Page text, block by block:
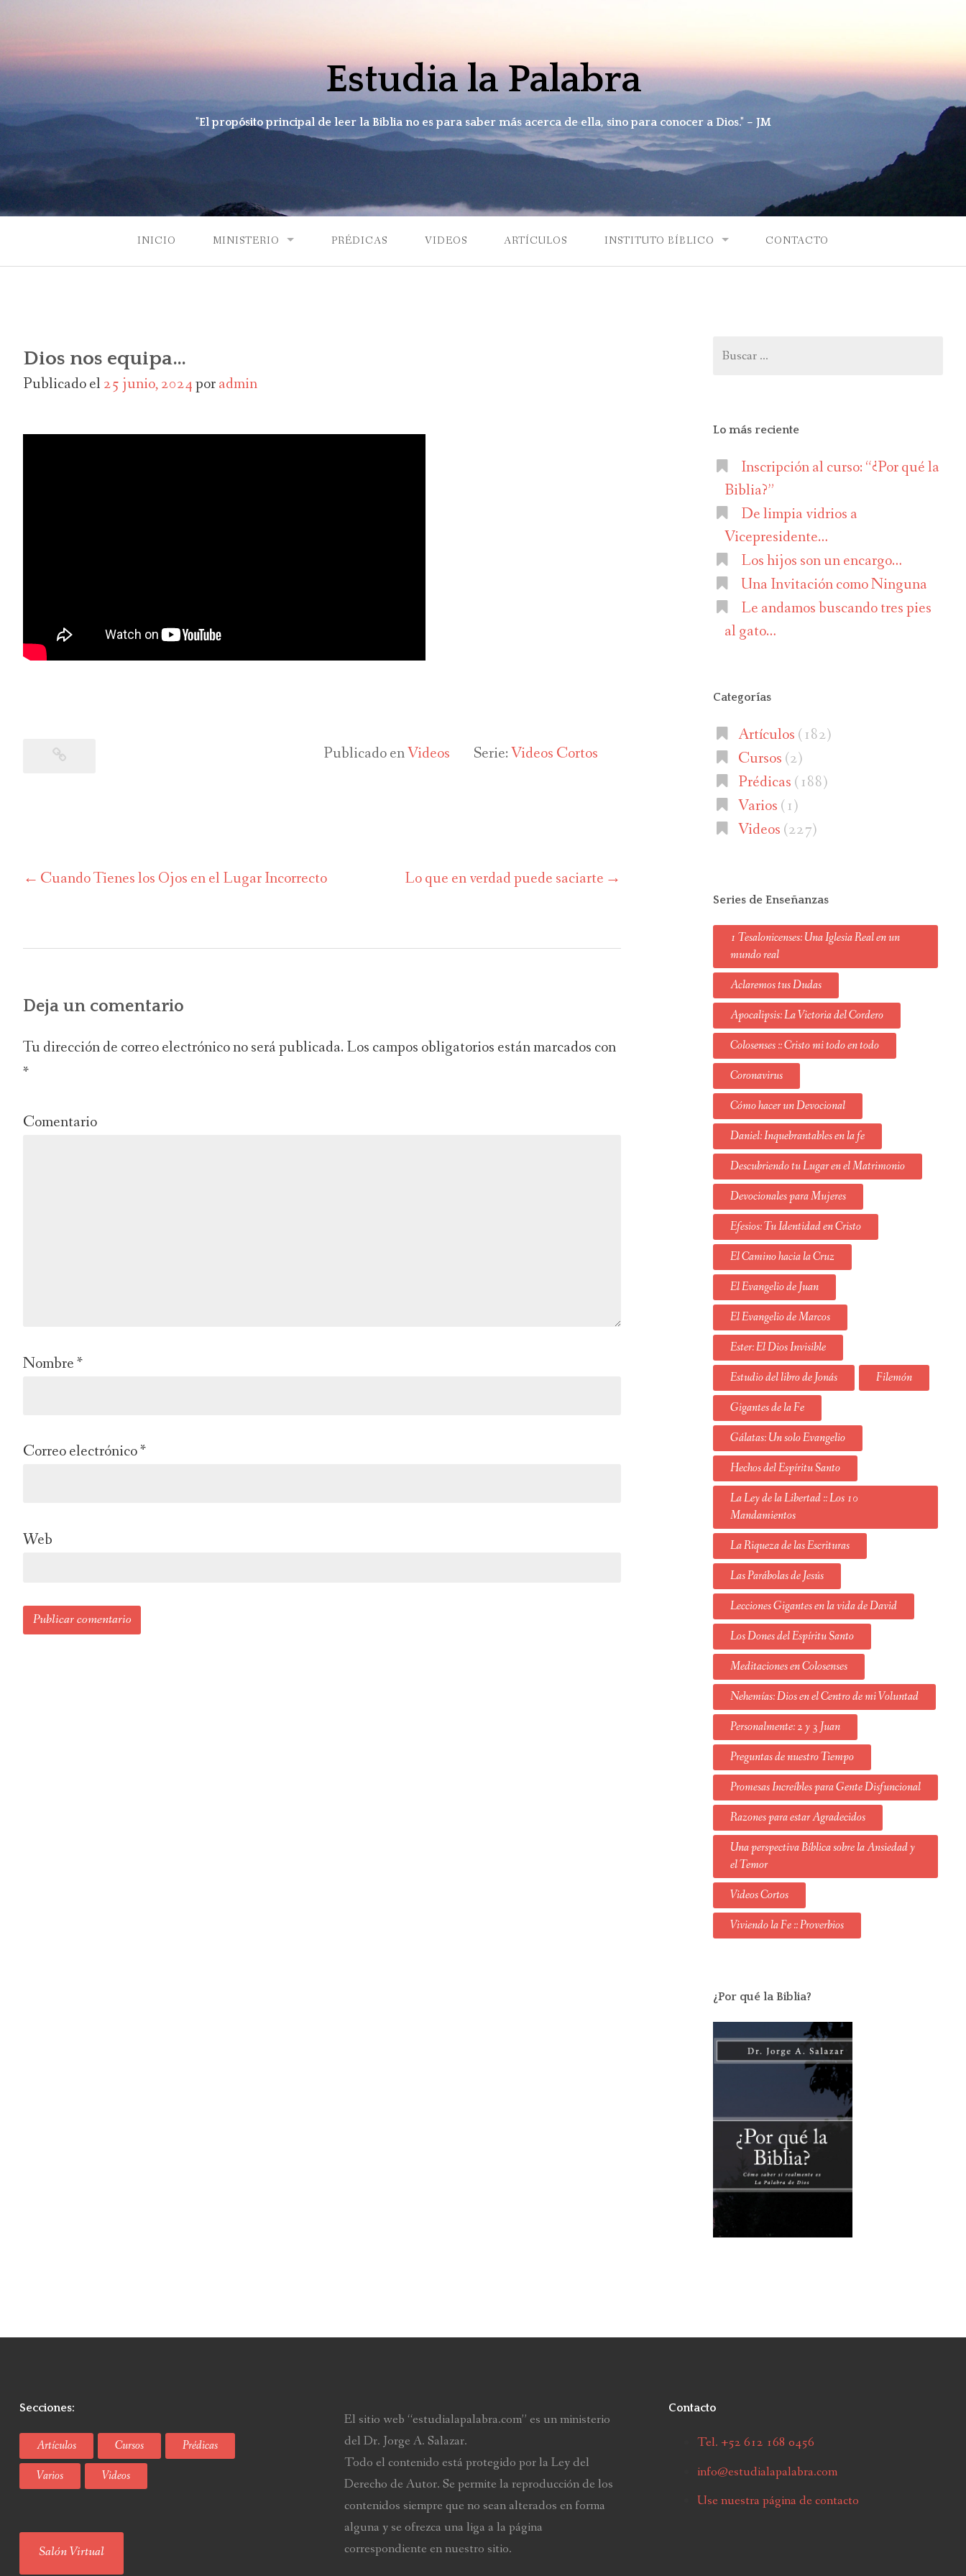
Estudia la Palabra
"El propósito principal de leer la Biblia no es para saber más acerca de ella, sino para conocer a Dios." – JM
INICIO MINISTERIO PRÉDICAS VIDEOS ARTÍCULOS INSTITUTO BÍBLICO CONTACTO
Dios nos equipa…
Publicado el 25 junio, 2024poradmin
Publicado enVideos Serie:Videos Cortos
Navegación
de
Cuando Tienes los Ojos en el Lugar Incorrecto Lo que en verdad puede saciarte
Deja un comentario
Tu dirección de correo electrónico no será publicada. Los campos obligatorios están marcados con
*
Comentario
Nombre*
Correo electrónico*
Web
Buscar:
Lo más reciente
Inscripción al curso: “¿Por qué la
Biblia?”
De limpia vidrios a
Vicepresidente…
Los hijos son un encargo…
Una Invitación como Ninguna
Le andamos buscando tres pies
al gato…
Categorías
Artículos (182)
Cursos (2)
Prédicas (188)
Varios (1)
Videos (227)
Series de Enseñanzas
1 Tesalonicenses: Una Iglesia Real en un
mundo real
Aclaremos tus Dudas
Apocalipsis: La Victoria del Cordero
Colosenses :: Cristo mi todo en todo
Coronavirus
Cómo hacer un Devocional
Daniel: Inquebrantables en la fe
Descubriendo tu Lugar en el Matrimonio
Devocionales para Mujeres
Efesios: Tu Identidad en Cristo
El Camino hacia la Cruz
El Evangelio de Juan
El Evangelio de Marcos
Ester: El Dios Invisible
Estudio del libro de Jonás
Filemón
Gigantes de la Fe
Gálatas: Un solo Evangelio
Hechos del Espíritu Santo
La Ley de la Libertad :: Los 10
Mandamientos
La Riqueza de las Escrituras
Las Parábolas de Jesús
Lecciones Gigantes en la vida de David
Los Dones del Espíritu Santo
Meditaciones en Colosenses
Nehemías: Dios en el Centro de mi Voluntad
Personalmente: 2 y 3 Juan
Preguntas de nuestro Tiempo
Promesas Increíbles para Gente Disfuncional
Razones para estar Agradecidos
Una perspectiva Bíblica sobre la Ansiedad y
el Temor
Videos Cortos
Viviendo la Fe :: Proverbios
¿Por qué la Biblia?
Secciones:
Artículos Cursos
Prédicas
Varios
Videos
Salón Virtual
El sitio web “estudialapalabra.com” es un ministerio
del Dr. Jorge A. Salazar.
Todo el contenido está protegido por la Ley del
Derecho de Autor. Se permite la reproducción de los
contenidos siempre que no sean alterados en forma
alguna y se ofrezca una liga a la página
correspondiente en nuestro sitio.
Contacto
Tel. +52 612 168 0456
info@estudialapalabra.com
Use nuestra página de contacto